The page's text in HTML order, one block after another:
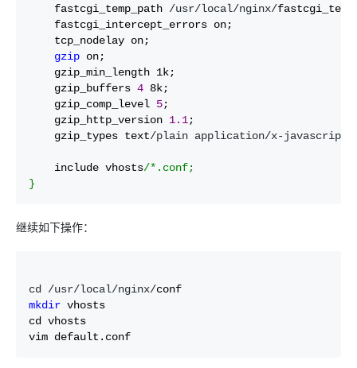
    fastcgi_temp_path
/usr/local/nginx/
    fastcgi_intercept_errors on;
    tcp_nodelay on;
gzip on;
    gzip_min_length 1k;
    gzip_buffers
4 8k;
    gzip_comp_level
5;
    gzip_http_version
1.1;
    gzip_types text
/plain application/x-javascript
    include vhosts
/* .conf;
}
继续如下操作：
cd /usr/local/nginx/
mkdir vhosts
cd vhosts
vim default.conf